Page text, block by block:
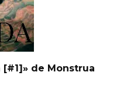
de Monstrua